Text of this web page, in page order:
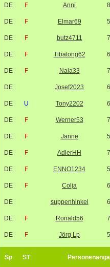
DE F Anni
DE F Elmar69
DE F butz4711
DE F Tibatong62
DE F Nala33
DE Josef2023
DE U Tony2202
DE F Werner53
DE F Janne
DE F AdlerHH
DE F ENNO1234
DE F Colja
DE suppenhinkel
DE F Ronald56
DE F Jörg Lp
Sp ST